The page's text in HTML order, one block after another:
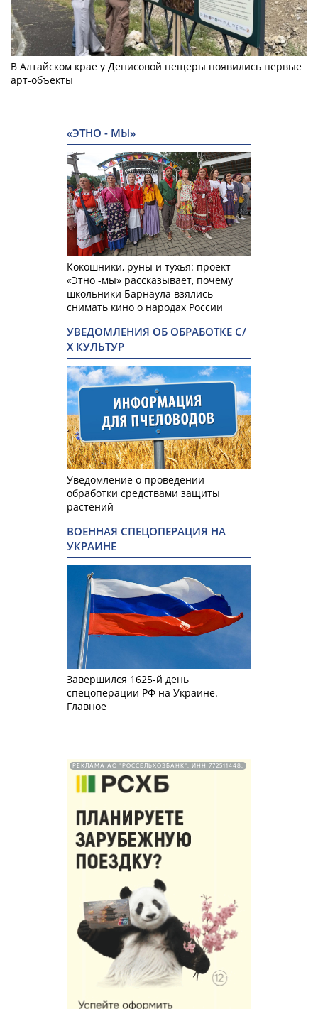
В Алтайском крае у Денисовой пещеры появились первые
арт-объекты
«ЭТНО - МЫ»
Кокошники, руны и тухья: проект
«Этно -мы» рассказывает, почему
школьники Барнаула взялись
снимать кино о народах России
УВЕДОМЛЕНИЯ ОБ ОБРАБОТКЕ С/
Х КУЛЬТУР
Уведомление о проведении
обработки средствами защиты
растений
ВОЕННАЯ СПЕЦОПЕРАЦИЯ НА
УКРАИНЕ
Завершился 1625-й день
спецоперации РФ на Украине.
Главное
РЕКЛАМА АО "РОССЕЛЬХОЗБАНК". ИНН 772511448.